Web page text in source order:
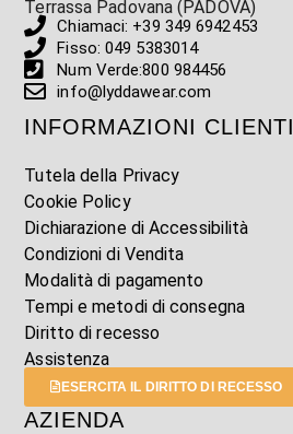
Terrassa Padovana (PADOVA)
Chiamaci: +39 349 6942453
Fisso: 049 5383014
Num Verde:800 984456
info@lyddawear.com
INFORMAZIONI CLIENTI
Tutela della Privacy
Cookie Policy
Dichiarazione di Accessibilità
Condizioni di Vendita
Modalità di pagamento
Tempi e metodi di consegna
Diritto di recesso
Assistenza
ESERCITA IL DIRITTO DI RECESSO
AZIENDA